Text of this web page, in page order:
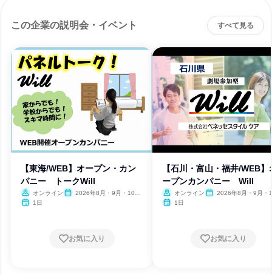
この企業の説明会・イベント すべて見る
【東海/WEB】オープン・カン
パニー トークWill
オンライン
2026年8月・9月・10
1日
お気に入り
【石川・富山・福井/WEB】
ープンカンパニー Will
オンライン
2026年8月・9月・
1日
お気に入り